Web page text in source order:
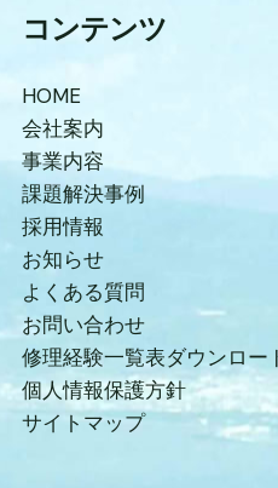
コンテンツ
HOME
会社案内
事業内容
課題解決事例
採用情報
お知らせ
よくある質問
お問い合わせ
修理経験一覧表ダウンロー
個人情報保護方針
サイトマップ